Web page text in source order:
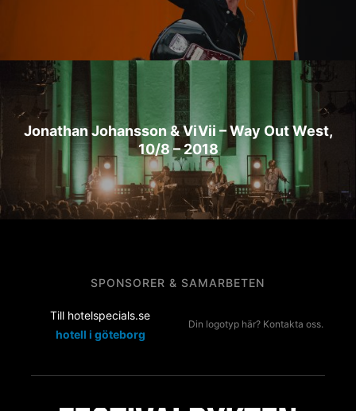
Jonathan Johansson & ViVii – Way Out West,
10/8 – 2018
SPONSORER & SAMARBETEN
Till hotelspecials.se
hotell i göteborg
Din logotyp här? Kontakta oss.